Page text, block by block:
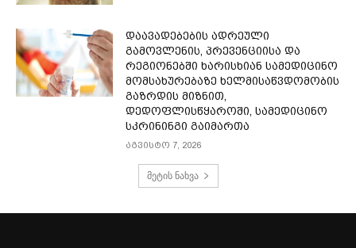
დაავადებების ადრეული
გამოვლენის, პრევენციისა და
რეგიონებში ხარისხიან სამედიცინო
მომსახურებაზე ხელმისაწვდომობის
გაზრდის მიზნით,
დედოფლისწყაროში, სამედიცინო
სკრინინგი გაიმართა
აგვისტო 7, 2026
მეტის ნახვა